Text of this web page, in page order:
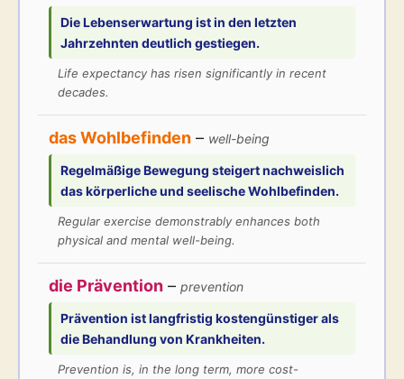
DieLebenserwartung ist in den letzten
Jahrzehnten deutlich gestiegen.
Life expectancy has risen significantly in recent
decades.
das Wohlbefinden – well-being
Regelmäßige Bewegung steigert nachweislich
das körperliche und seelischeWohlbefinden.
Regular exercise demonstrably enhances both
physical and mental well-being.
die Prävention – prevention
Prävention ist langfristig kostengünstiger als
die Behandlung von Krankheiten.
Prevention is, in the long term, more cost-